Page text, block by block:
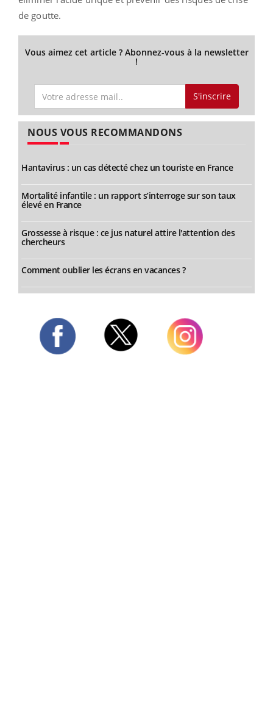
de goutte.
Vous aimez cet article ? Abonnez-vous à la newsletter
!
S'inscrire
NOUS VOUS RECOMMANDONS
Hantavirus : un cas détecté chez un touriste en France
Mortalité infantile : un rapport s’interroge sur son taux
élevé en France
Grossesse à risque : ce jus naturel attire l'attention des
chercheurs
Comment oublier les écrans en vacances ?